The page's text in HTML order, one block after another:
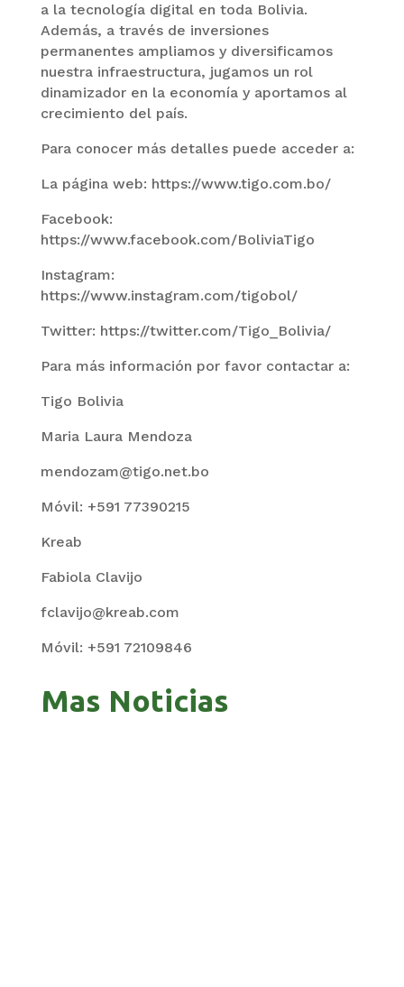
a la tecnología digital en toda Bolivia.
Además, a través de inversiones
permanentes ampliamos y diversificamos
nuestra infraestructura, jugamos un rol
dinamizador en la economía y aportamos al
crecimiento del país.
Para conocer más detalles puede acceder a:
La página web: https://www.tigo.com.bo/
Facebook:
https://www.facebook.com/BoliviaTigo
Instagram:
https://www.instagram.com/tigobol/
Twitter: https://twitter.com/Tigo_Bolivia/
Para más información por favor contactar a:
Tigo Bolivia
Maria Laura Mendoza
mendozam@tigo.net.bo
Móvil: +591 77390215
Kreab
Fabiola Clavijo
fclavijo@kreab.com
Móvil: +591 72109846
Mas Noticias